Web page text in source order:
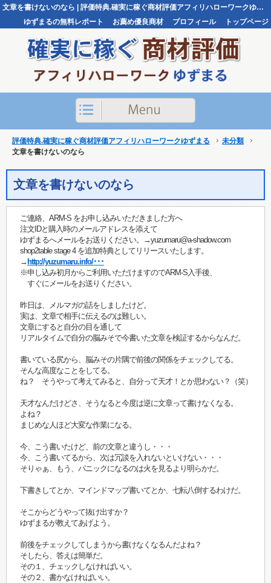
文章を書けないのなら | 評価特典.確実に稼ぐ商材評価アフィリハローワークゆずまる評価特典.確実に稼ぐ商材評価アフィリハローワークゆずまる
トップページ
プロフィール
お薦め優良商材
ゆずまるの無料レポート
評価特典.確実に稼ぐ商材評価アフィリハローワークゆずまる
未分類
文章を書けないのなら
文章を書けないのなら
ご連絡、ARM-S をお申し込みいただきました方へ
注文IDと購入時のメールアドレスを添えて
ゆずまるへメールをお送りください。→yuzumaru@a-shadow.com
shop2table stage 4 を追加特典としてリリースいたします。
→ http://yuzumaru.info/･･･
※申し込み初月からご利用いただけますのでARM-S入手後、
すぐにメールをお送りください。
昨日は、メルマガの話をしましたけど。
実は、文章で相手に伝えるのは難しい。
文章にすると自分の目を通して
リアルタイムで自分の脳みそで今書いた文章を検証するからなんだ。
書いている尻から、脳みその片隅で前後の関係をチェックしてる。
そんな高度なことをしてる。
ね？ そうやって考えてみると、自分って天才！とか思わない？（笑）
天才なんだけどさ、そうなると今度は逆に文章って書けなくなる。
よね？
まじめな人ほど大変な作業になる。
今、こう書いたけど、前の文章と違うし・・・
今、こう書いてるから、次は冗談を入れないといけない・・・
そりゃぁ、もう、パニックになるのは火を見るより明らかだ。
下書きしてとか、マインドマップ書いてとか、七転八倒するわけだ。
そこからどうやって抜け出すか？
ゆずまるが教えてあげよう。
前後をチェックしてしまうから書けなくなるんだよね？
そしたら、答えは簡単だ。
その１、チェックしなければいい。
その２、書かなければいい。